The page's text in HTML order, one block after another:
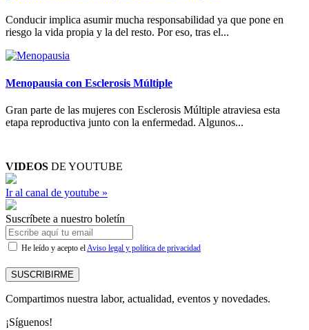
Conducir implica asumir mucha responsabilidad ya que pone en
riesgo la vida propia y la del resto. Por eso, tras el...
Menopausia con Esclerosis Múltiple
Gran parte de las mujeres con Esclerosis Múltiple atraviesa esta
etapa reproductiva junto con la enfermedad. Algunos...
VIDEOS DE YOUTUBE
Ir al canal de youtube »
Suscríbete a nuestro boletín
He leído y acepto elAviso legal y política de privacidad
SUSCRIBIRME
Compartimos nuestra labor, actualidad, eventos y novedades.
¡Síguenos!